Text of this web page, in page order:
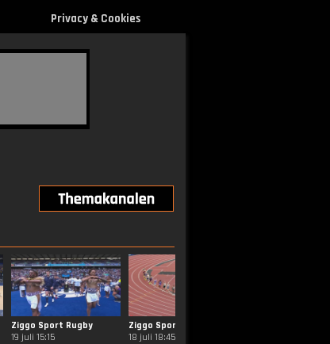
Privacy & Cookies
Ziggo Sport Rugby
19 juli 15:15
Ziggo Sport Atletiek
18 juli 18:45